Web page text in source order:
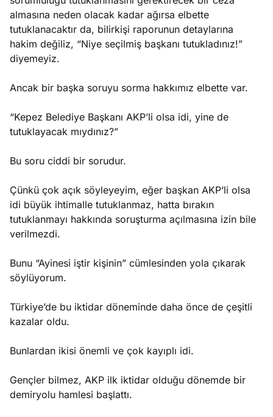
almasına neden olacak kadar ağırsa elbette
tutuklanacaktır da, bilirkişi raporunun detaylarına
hakim değiliz, “Niye seçilmiş başkanı tutukladınız!”
diyemeyiz.
Ancak bir başka soruyu sorma hakkımız elbette var.
“Kepez Belediye Başkanı AKP’li olsa idi, yine de
tutuklayacak mıydınız?”
Bu soru ciddi bir sorudur.
Çünkü çok açık söyleyeyim, eğer başkan AKP’li olsa
idi büyük ihtimalle tutuklanmaz, hatta bırakın
tutuklanmayı hakkında soruşturma açılmasına izin bile
verilmezdi.
Bunu “Ayinesi iştir kişinin” cümlesinden yola çıkarak
söylüyorum.
Türkiye’de bu iktidar döneminde daha önce de çeşitli
kazalar oldu.
Bunlardan ikisi önemli ve çok kayıplı idi.
Gençler bilmez, AKP ilk iktidar olduğu dönemde bir
demiryolu hamlesi başlattı.